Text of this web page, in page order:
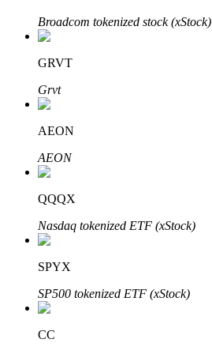
Krediler
Kripto destekli borçlanma hizmeti
Broadcom tokenized stock (xStock)
GRVT
Grvt
AEON
AEON
QQQX
Nasdaq tokenized ETF (xStock)
SPYX
SP500 tokenized ETF (xStock)
CC